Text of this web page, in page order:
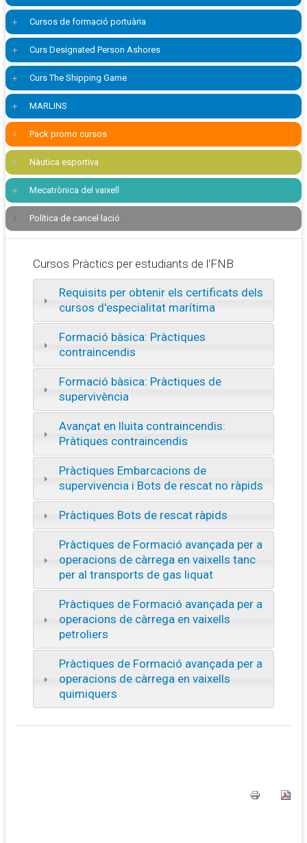
Cursos de formació portuària
Curs Designated Person Ashores
Curs The Shipping Game
MARLINS
Pack promo cursos
Nàutica esportiva
Mecatrònica del vaixell
Política de cancel·lació
Cursos Pràctics per estudiants de l'FNB
Requisits per obtenir els certificats dels
cursos d'especialitat marítima
Formació bàsica: Pràctiques
contraincendis
Formació bàsica: Pràctiques de
supervivència
Avançat en lluita contraincendis:
Pràtiques contraincendis
Pràctiques Embarcacions de
supervivencia i Bots de rescat no ràpids
Pràctiques Bots de rescat ràpids
Pràctiques de Formació avançada per a
operacions de càrrega en vaixells tanc
per al transports de gas liquat
Pràctiques de Formació avançada per a
operacions de càrrega en vaixells
petroliers
Pràctiques de Formació avançada per a
operacions de càrrega en vaixells
quimiquers